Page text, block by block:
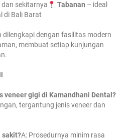
sekitarnya
Tabanan – ideal
di Bali Barat
dilengkapi dengan fasilitas modern
membuat setiap kunjungan
veneer gigi di Kamandhani Dental?
tergantung jenis veneer dan
sakit?A: Prosedurnya minim rasa